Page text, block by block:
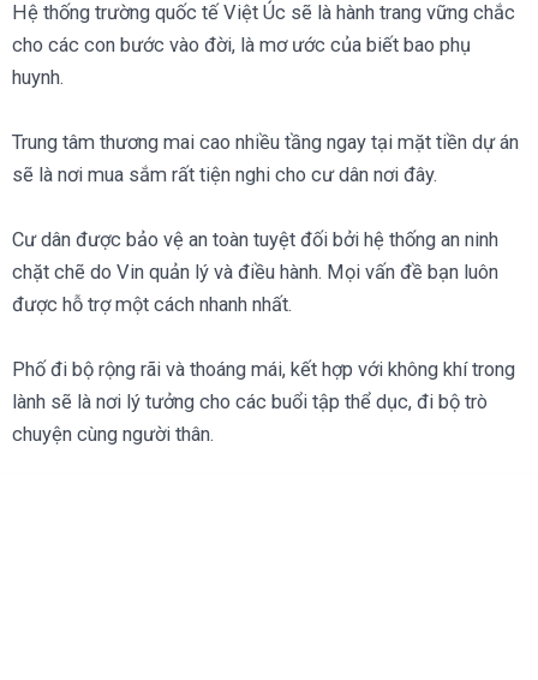
Hệ thống trường quốc tế Việt Úc sẽ là hành trang vững chắc
cho các con bước vào đời, là mơ ước của biết bao phụ
huynh.
Trung tâm thương mai cao nhiều tầng ngay tại mặt tiền dự án
sẽ là nơi mua sắm rất tiện nghi cho cư dân nơi đây.
Cư dân được bảo vệ an toàn tuyệt đối bởi hệ thống an ninh
chặt chẽ do Vin quản lý và điều hành. Mọi vấn đề bạn luôn
được hỗ trợ một cách nhanh nhất.
Phố đi bộ rộng rãi và thoáng mái, kết hợp với không khí trong
lành sẽ là nơi lý tưởng cho các buổi tập thể dục, đi bộ trò
chuyện cùng người thân.